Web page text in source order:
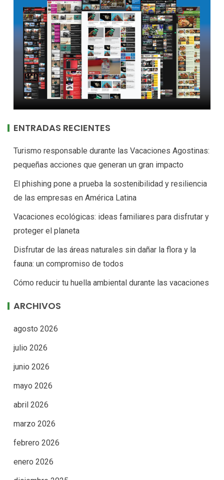
ENTRADAS RECIENTES
Turismo responsable durante las Vacaciones Agostinas:
pequeñas acciones que generan un gran impacto
El phishing pone a prueba la sostenibilidad y resiliencia
de las empresas en América Latina
Vacaciones ecológicas: ideas familiares para disfrutar y
proteger el planeta
Disfrutar de las áreas naturales sin dañar la flora y la
fauna: un compromiso de todos
Cómo reducir tu huella ambiental durante las vacaciones
ARCHIVOS
agosto 2026
julio 2026
junio 2026
mayo 2026
abril 2026
marzo 2026
febrero 2026
enero 2026